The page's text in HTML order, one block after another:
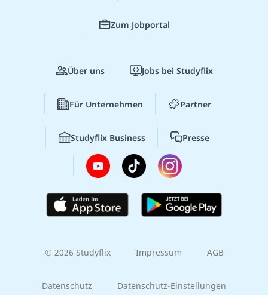
Zum Jobportal
Über uns Jobs bei Studyflix
Für Unternehmen Partner
Studyflix Business Presse
© 2026 Studyflix Impressum AGB
Datenschutz Datenschutz-Einstellungen